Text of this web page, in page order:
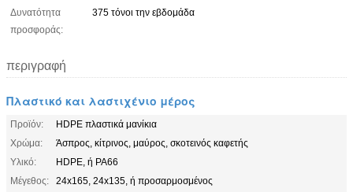
Δυνατότητα
προσφοράς:
375 τόνοι την εβδομάδα
περιγραφή
Πλαστικό και λαστιχένιο μέρος
Προϊόν:
HDPE πλαστικά μανίκια
Χρώμα:
Άσπρος, κίτρινος, μαύρος, σκοτεινός καφετής
Υλικό:
HDPE, ή PA66
Μέγεθος:
24x165, 24x135, ή προσαρμοσμένος